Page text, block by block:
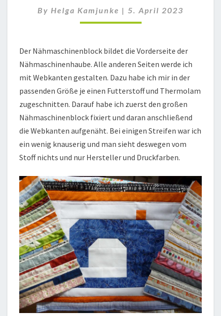
By Helga Kamjunke | 5. April 2023
Der Nähmaschinenblock bildet die Vorderseite der
Nähmaschinenhaube. Alle anderen Seiten werde ich
mit Webkanten gestalten. Dazu habe ich mir in der
passenden Größe je einen Futterstoff und Thermolam
zugeschnitten. Darauf habe ich zuerst den großen
Nähmaschinenblock fixiert und daran anschließend
die Webkanten aufgenäht. Bei einigen Streifen war ich
ein wenig knauserig und man sieht deswegen vom
Stoff nichts und nur Hersteller und Druckfarben.